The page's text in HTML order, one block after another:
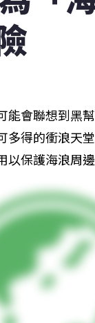
能會聯想到黑
多得的衝浪天
保護海浪周